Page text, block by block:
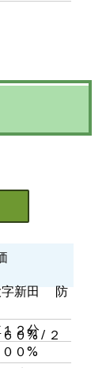
字新田 防
２分
６０% / ２
００%